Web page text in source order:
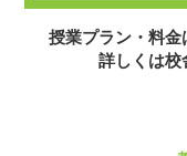
授業プラン・料金
詳しくは校